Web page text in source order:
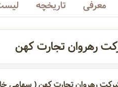
معرفی تاریخچه
رهروان تجارت کهن